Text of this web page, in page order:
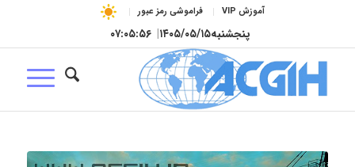
آموزش VIP فراموشی رمز عبور
پنجشنبه۱۴۰۵/۰۵/۱۵| ۰۷:۰۵:۵۷